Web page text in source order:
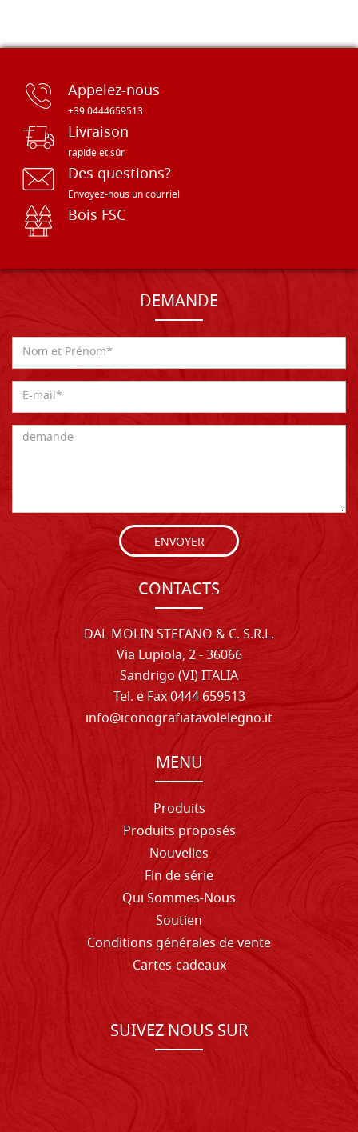
Appelez-nous
+39 0444659513
Livraison
rapide et sûr
Des questions?
Envoyez-nous un courriel
Bois FSC
DEMANDE
ENVOYER
CONTACTS
DAL MOLIN STEFANO & C. S.R.L.
Via Lupiola, 2 - 36066
Sandrigo (VI) ITALIA
Tel. e Fax 0444 659513
info@iconografiatavolelegno.it
MENU
Produits
Produits proposés
Nouvelles
Fin de série
Qui Sommes-Nous
Soutien
Conditions générales de vente
Cartes-cadeaux
SUIVEZ NOUS SUR